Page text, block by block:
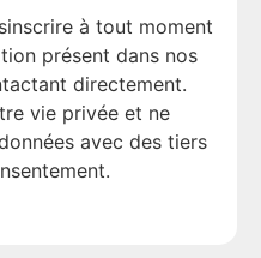
à tout moment
présent dans nos
directement.
vie privée et ne
avec des tiers